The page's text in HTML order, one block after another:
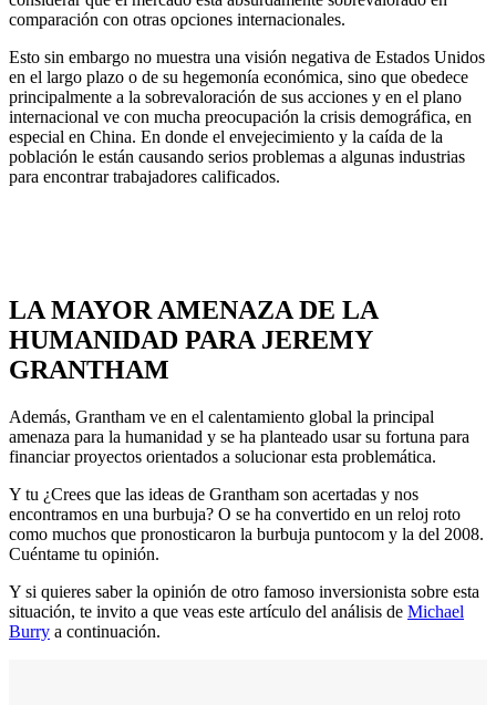
comparación con otras opciones internacionales.
Esto sin embargo no muestra una visión negativa de Estados Unidos
en el largo plazo o de su hegemonía económica, sino que obedece
principalmente a la sobrevaloración de sus acciones y en el plano
internacional ve con mucha preocupación la crisis demográfica, en
especial en China. En donde el envejecimiento y la caída de la
población le están causando serios problemas a algunas industrias
para encontrar trabajadores calificados.
LA MAYOR AMENAZA DE LA
HUMANIDAD PARA JEREMY
GRANTHAM
Además, Grantham ve en el calentamiento global la principal
amenaza para la humanidad y se ha planteado usar su fortuna para
financiar proyectos orientados a solucionar esta problemática.
Y tu ¿Crees que las ideas de Grantham son acertadas y nos
encontramos en una burbuja? O se ha convertido en un reloj roto
como muchos que pronosticaron la burbuja puntocom y la del 2008.
Cuéntame tu opinión.
Y si quieres saber la opinión de otro famoso inversionista sobre esta
situación, te invito a que veas este artículo del análisis de Michael
Burry a continuación.